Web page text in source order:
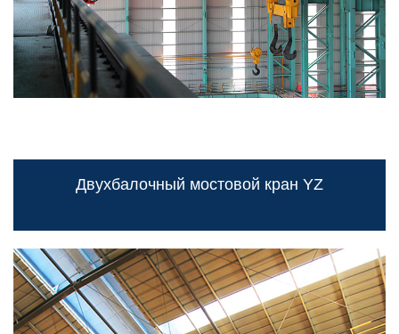
Двухбалочный мостовой кран YZ